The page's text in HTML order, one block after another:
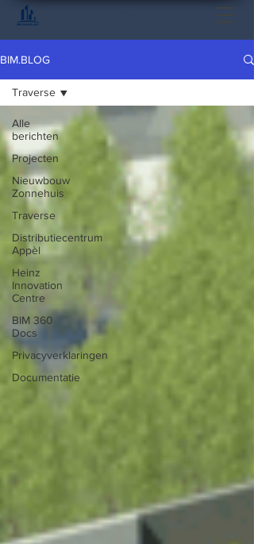
BIM.BLOG
Alle
berichten
Projecten
Nieuwbouw
Zonnehuis
Traverse
Distributiecentrum
Appèl
Heinz
Innovation
Centre
BIM 360
Docs
Privacyverklaringen
Documentatie
Traverse